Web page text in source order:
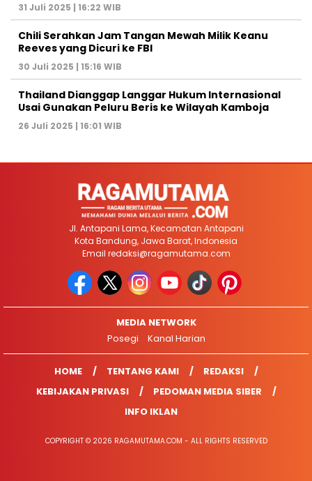
31 Juli 2025 | 16:22 WIB
Chili Serahkan Jam Tangan Mewah Milik Keanu
Reeves yang Dicuri ke FBI
30 Juli 2025 | 15:16 WIB
Thailand Dianggap Langgar Hukum Internasional
Usai Gunakan Peluru Beris ke Wilayah Kamboja
26 Juli 2025 | 16:01 WIB
Jl. Antapani Lama, Kecamatan Antapani
Kota Bandung, Jawa Barat, Indonesia
Email redaksi@ragamutama.com
MEDIA NETWORK
Posegi
Kanal Harian
HOME TENTANG KAMI
REDAKSI
KEBIJAKAN PRIVASI
PEDOMAN MEDIA SIBER
INFO IKLAN
COPYRIGHT © 2026 RAGAMUTAMA.COM - ALL RIGHTS RESERVED